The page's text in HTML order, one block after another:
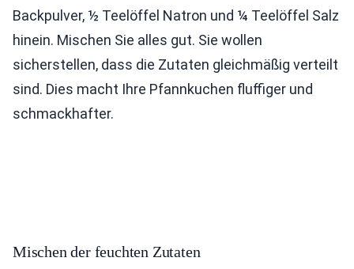
Backpulver, ½ Teelöffel Natron und ¼ Teelöffel Salz
hinein. Mischen Sie alles gut. Sie wollen
sicherstellen, dass die Zutaten gleichmäßig verteilt
sind. Dies macht Ihre Pfannkuchen fluffiger und
schmackhafter.
Mischen der feuchten Zutaten